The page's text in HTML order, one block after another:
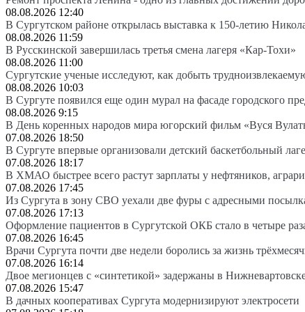
08.08.2026 12:40
В Сургутском районе открылась выставка к 150-летию
08.08.2026 11:59
В Русскинской завершилась третья смена лагеря «Кар-Тохи»
08.08.2026 11:00
Сургутские ученые исследуют, как добыть
08.08.2026 10:03
В Сургуте появился еще один мурал на фасаде городского
08.08.2026 9:15
В День коренных народов мира югорский фильм «Вуся
07.08.2026 18:50
В Сургуте впервые организовали детский баскетбольный
07.08.2026 18:17
В ХМАО быстрее всего растут зарплаты у нефтяников,
07.08.2026 17:45
Из Сургута в зону СВО уехали две фуры с адресными
07.08.2026 17:13
Оформление пациентов в Сургутской ОКБ стало в четыре
07.08.2026 16:45
Врачи Сургута почти две недели боролись за жизнь
07.08.2026 16:14
Двое мегионцев с «синтетикой» задержаны в
07.08.2026 15:47
В дачных кооперативах Сургута модернизируют электросети